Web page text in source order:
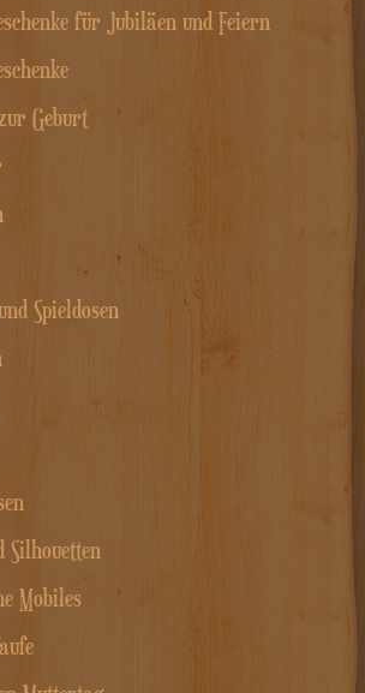
für Jubiläen und Feiern
Geburt
Spieldosen
Silhouetten
Mobiles